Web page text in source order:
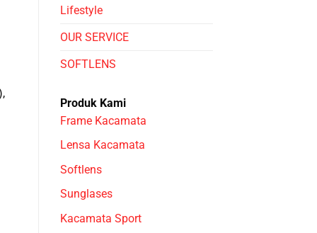
Lifestyle
OUR SERVICE
SOFTLENS
Produk Kami
Frame Kacamata
Lensa Kacamata
Softlens
Sunglases
Kacamata Sport